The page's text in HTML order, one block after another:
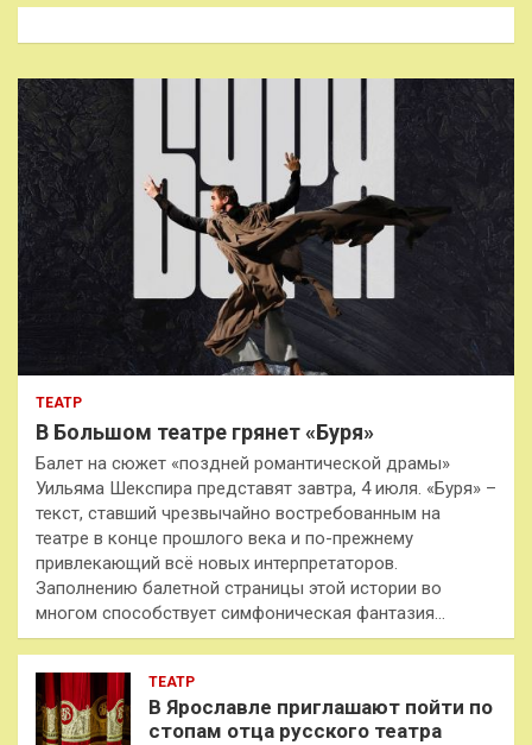
к
ТЕАТР
В Большом театре грянет «Буря»
Балет на сюжет «поздней романтической драмы»
Уильяма Шекспира представят завтра, 4 июля. «Буря» –
текст, ставший чрезвычайно востребованным на
театре в конце прошлого века и по-прежнему
привлекающий всё новых интерпретаторов.
Заполнению балетной страницы этой истории во
многом способствует симфоническая фантазия…
ТЕАТР
В Ярославле приглашают пойти по
стопам отца русского театра